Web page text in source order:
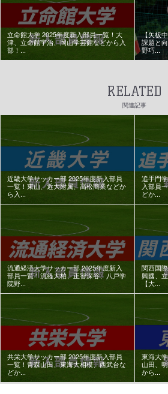
立命館大学 2025年度新入部員一覧！大
津、立命館宇治、岡山学芸館などから入
部！...
【矢板
課題と
野巧...
RELATED
関連記事
近畿大学サッカー部 2025年度新入部員
一覧！東山、近大附属、高松商業などか
ら入...
追手門
入部員
どか...
流通経済大学サッカー部 2025年度新入
部員一覧！流経大柏、正智深谷、八戸学
院野...
関西国
興國、
【大...
共栄大学サッカー部 2025年度新入部員
一覧！青森山田、東海大相模、西武台な
どか...
東海大
山田、
から...